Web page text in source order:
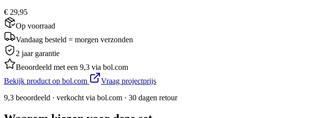
€ 29,95
Op voorraad
Vandaag besteld = morgen verzonden
2 jaar garantie
Beoordeeld met een 9,3 via bol.com
Bekijk product op bol.com
Vraag projectprijs
9,3 beoordeeld · verkocht via bol.com · 30 dagen retour